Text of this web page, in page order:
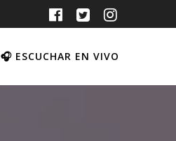
🎧 ESCUCHAR EN VIVO